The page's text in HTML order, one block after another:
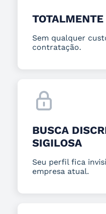
Sem qualquer
contratação.
BUSCA
SIGILOSA
Seu perfil fica
empresa atual.